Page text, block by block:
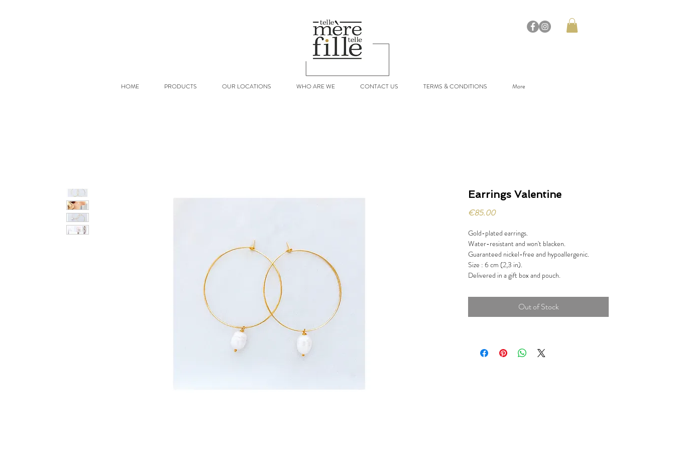
HOME PRODUCTS OUR LOCATIONS WHO ARE WE CONTACT US TERMS & CONDITIONS More
Earrings Valentine
€85.00Price
Gold-plated earrings.
Water-resistant and won't blacken.
Guaranteed nickel-free and hypoallergenic.
Size : 6 cm (2,3 in).
Delivered in a gift box and pouch.
Out of Stock